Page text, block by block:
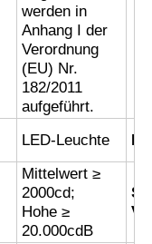
werden in
Anhang I der
Verordnung
(EU) Nr.
182/2011
aufgeführt.
LED-Leuchte
Mittelwert ≥
2000cd;
Hohe ≥
20.000cdB